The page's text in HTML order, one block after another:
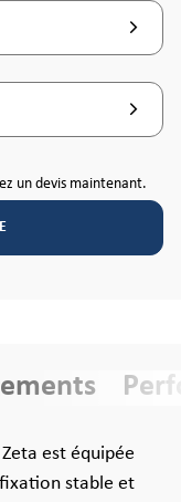
un devis maintenant.
est équipée
stable et